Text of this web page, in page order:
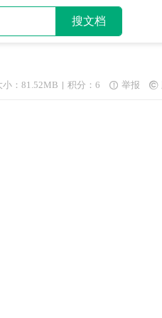
搜文档
小：81.52MB 积分：6  举报 